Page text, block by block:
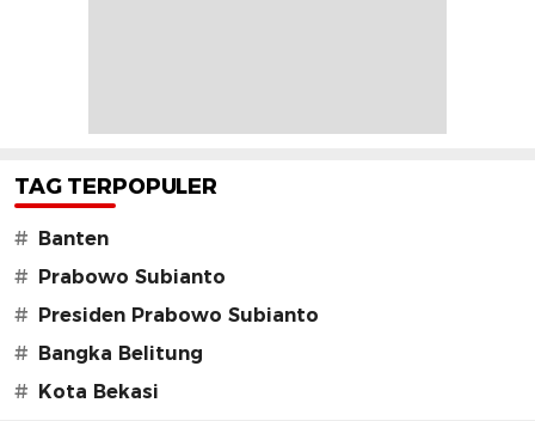
TAG TERPOPULER
# Banten
# Prabowo Subianto
# Presiden Prabowo Subianto
# Bangka Belitung
# Kota Bekasi